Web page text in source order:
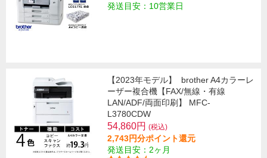
発送目安：10営業日
【2023年モデル】
brother A4カラーレ
ーザー複合機【FAX/無線・有線
LAN/ADF/両面印刷】 MFC-
L3780CDW
54,860円 (税込)
2,743円分ポイント還元
発送目安：2ヶ月